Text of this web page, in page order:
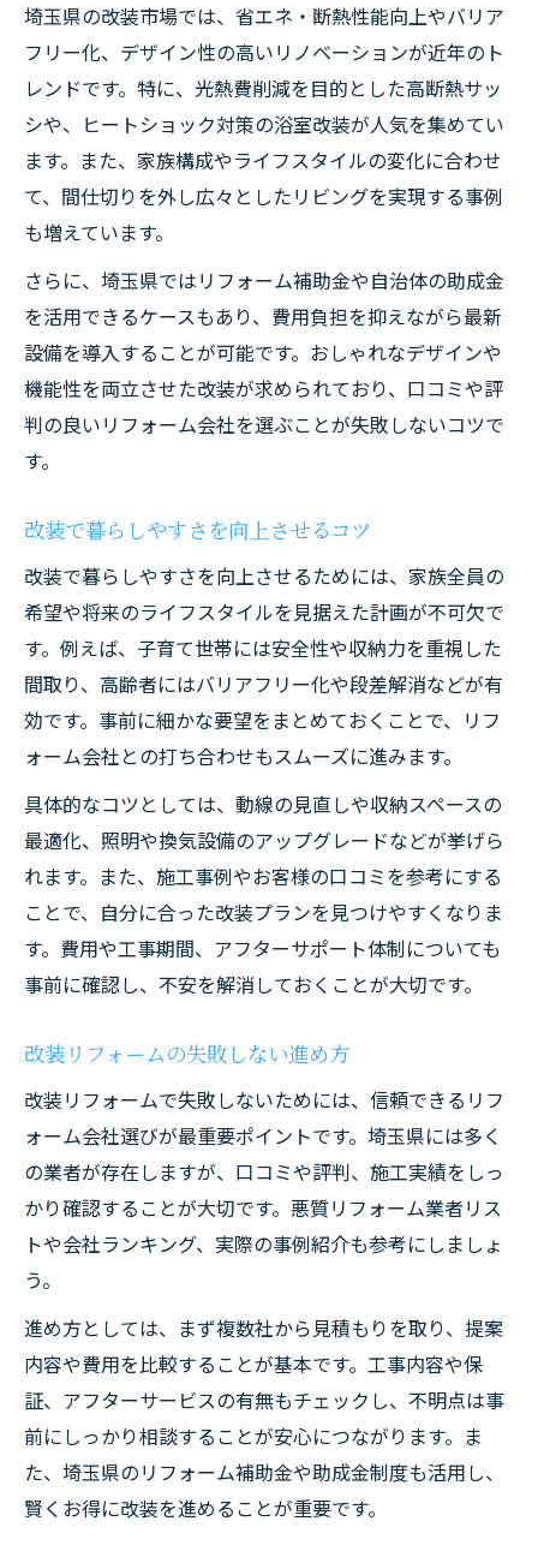
埼玉県の改装市場では、省エネ・断熱性能向上やバリア
フリー化、デザイン性の高いリノベーションが近年のト
レンドです。特に、光熱費削減を目的とした高断熱サッ
シや、ヒートショック対策の浴室改装が人気を集めてい
ます。また、家族構成やライフスタイルの変化に合わせ
て、間仕切りを外し広々としたリビングを実現する事例
も増えています。
さらに、埼玉県ではリフォーム補助金や自治体の助成金
を活用できるケースもあり、費用負担を抑えながら最新
設備を導入することが可能です。おしゃれなデザインや
機能性を両立させた改装が求められており、口コミや評
判の良いリフォーム会社を選ぶことが失敗しないコツで
す。
改装で暮らしやすさを向上させるコツ
改装で暮らしやすさを向上させるためには、家族全員の
希望や将来のライフスタイルを見据えた計画が不可欠で
す。例えば、子育て世帯には安全性や収納力を重視した
間取り、高齢者にはバリアフリー化や段差解消などが有
効です。事前に細かな要望をまとめておくことで、リフ
ォーム会社との打ち合わせもスムーズに進みます。
具体的なコツとしては、動線の見直しや収納スペースの
最適化、照明や換気設備のアップグレードなどが挙げら
れます。また、施工事例やお客様の口コミを参考にする
ことで、自分に合った改装プランを見つけやすくなりま
す。費用や工事期間、アフターサポート体制についても
事前に確認し、不安を解消しておくことが大切です。
改装リフォームの失敗しない進め方
改装リフォームで失敗しないためには、信頼できるリフ
ォーム会社選びが最重要ポイントです。埼玉県には多く
の業者が存在しますが、口コミや評判、施工実績をしっ
かり確認することが大切です。悪質リフォーム業者リス
トや会社ランキング、実際の事例紹介も参考にしましょ
う。
進め方としては、まず複数社から見積もりを取り、提案
内容や費用を比較することが基本です。工事内容や保
証、アフターサービスの有無もチェックし、不明点は事
前にしっかり相談することが安心につながります。ま
た、埼玉県のリフォーム補助金や助成金制度も活用し、
賢くお得に改装を進めることが重要です。